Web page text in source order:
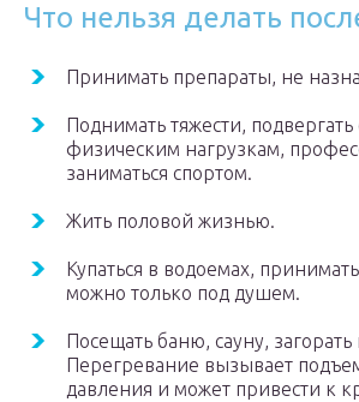
Что нельзя делать
Принимать препараты, не
Поднимать тяжести,
физическим нагрузкам,
заниматься спортом.
Жить половой жизнью.
Купаться в водоемах,
можно только под душем.
Посещать баню, сауну, загорать
Перегревание вызывает
давления и может привести к